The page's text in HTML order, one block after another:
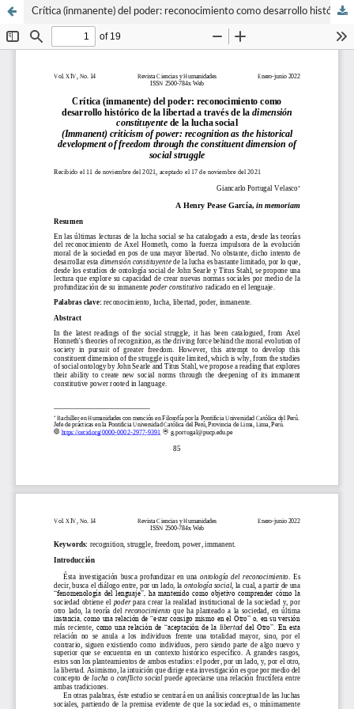
Crítica (inmanente) del poder: reconocimiento como desarrollo histórico de la libertad a través de la dimensión constituyente de la lucha social